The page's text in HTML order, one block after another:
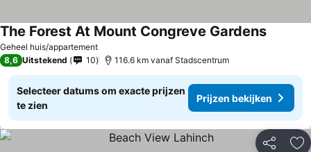
Geheel huis/appartement
The Forest At Mount Congreve GardensPrijzen
8,6 Uitstekend 10 116.6 km vanaf Stadscentrum
Selecteer datums om exacte prijzen
te zien
Prijzen bekijken
Delen